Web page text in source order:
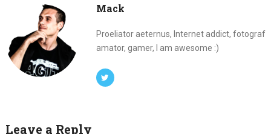
Mack
Proeliator aeternus, Internet addict, fotograf
amator, gamer, I am awesome :)
Leave a Reply